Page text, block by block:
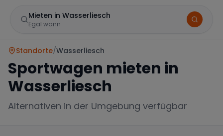
Mieten in Wasserliesch
Egal wann
Standorte/Wasserliesch
Sportwagen mieten in
Wasserliesch
Alternativen in der Umgebung verfügbar